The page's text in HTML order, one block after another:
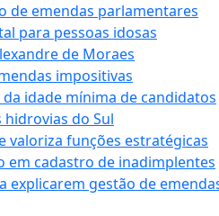
de emendas parlamentares
para pessoas idosas
de Moraes
impositivas
idade mínima de candidatos
do Sul
valoriza funções estratégicas
em cadastro de inadimplentes
explicarem gestão de